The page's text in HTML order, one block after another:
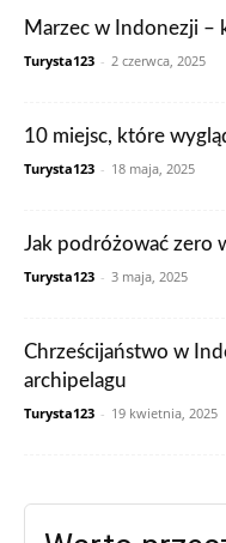
Marzec w Indonezji –
Turysta123 - 2 czerwca, 2025
10 miejsc, które
Turysta123 - 18 maja, 2025
Jak podróżować zero
Turysta123 - 3 maja, 2025
Chrześcijaństwo w
archipelagu
Turysta123 - 19 kwietnia, 2025